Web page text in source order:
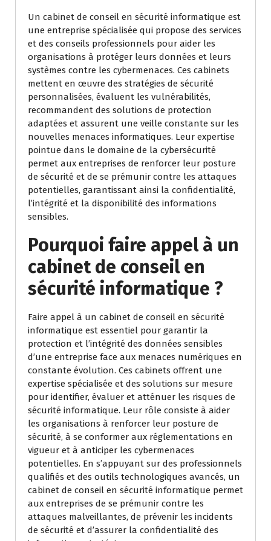
Un cabinet de conseil en sécurité informatique est
une entreprise spécialisée qui propose des services
et des conseils professionnels pour aider les
organisations à protéger leurs données et leurs
systèmes contre les cybermenaces. Ces cabinets
mettent en œuvre des stratégies de sécurité
personnalisées, évaluent les vulnérabilités,
recommandent des solutions de protection
adaptées et assurent une veille constante sur les
nouvelles menaces informatiques. Leur expertise
pointue dans le domaine de la cybersécurité
permet aux entreprises de renforcer leur posture
de sécurité et de se prémunir contre les attaques
potentielles, garantissant ainsi la confidentialité,
l’intégrité et la disponibilité des informations
sensibles.
Pourquoi faire appel à un
cabinet de conseil en
sécurité informatique ?
Faire appel à un cabinet de conseil en sécurité
informatique est essentiel pour garantir la
protection et l’intégrité des données sensibles
d’une entreprise face aux menaces numériques en
constante évolution. Ces cabinets offrent une
expertise spécialisée et des solutions sur mesure
pour identifier, évaluer et atténuer les risques de
sécurité informatique. Leur rôle consiste à aider
les organisations à renforcer leur posture de
sécurité, à se conformer aux réglementations en
vigueur et à anticiper les cybermenaces
potentielles. En s’appuyant sur des professionnels
qualifiés et des outils technologiques avancés, un
cabinet de conseil en sécurité informatique permet
aux entreprises de se prémunir contre les
attaques malveillantes, de prévenir les incidents
de sécurité et d’assurer la confidentialité des